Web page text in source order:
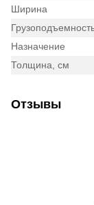
Ширина
Назначение
Толщина, см
Отзывы